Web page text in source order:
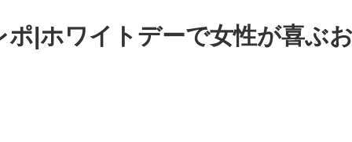
|ホワイトデーで女性が喜ぶ